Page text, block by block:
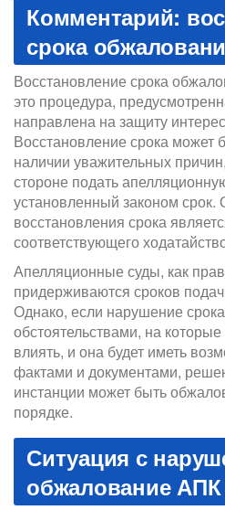
Комментарий:
срока
Восстановление срока
это процедура,
направлена на защиту
Восстановление срока может
наличии уважительных
стороне подать
установленный законом
восстановления срока
соответствующего
Апелляционные суды, как
придерживаются сроков
Однако, если нарушение
обстоятельствами, на
влиять, и она будет иметь
фактами и документами,
инстанции может быть
порядке.
Ситуация с
обжалование АПК